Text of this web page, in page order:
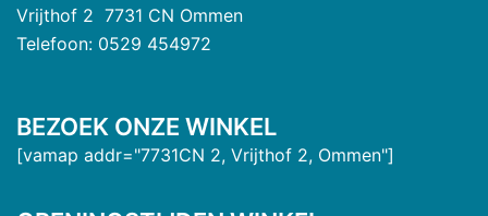
Vrijthof 2 7731 CN Ommen
Telefoon: 0529 454972
BEZOEK ONZE WINKEL
[vamap addr="7731CN 2, Vrijthof 2, Ommen"]